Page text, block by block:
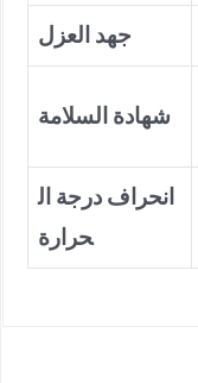
جهد العزل
شهادة السلامة
انحراف درجة ال
حرارة